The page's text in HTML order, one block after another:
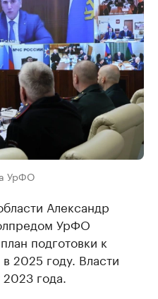
УрФО
Александр
УрФО
подготовки к
2025 году. Власти
2023 года.